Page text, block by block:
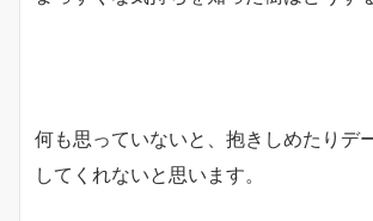
何も思っていないと、抱きしめたりデ
してくれないと思います。